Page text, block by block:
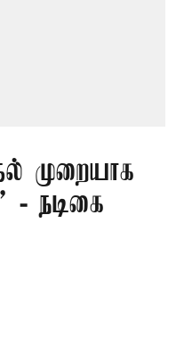
முறையாக
நடிகை